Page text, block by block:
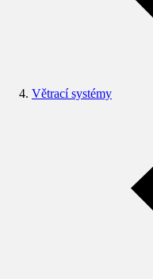
Větrací systémy